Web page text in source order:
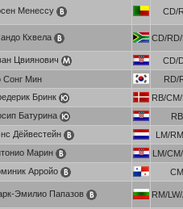
Менессу CD/
Кхвела CD/
Цвиянович
CD/
Сонг Мин
RD/
Бринк
RB/
Батурина
RB
Дёйвестейн
LM/
Марин
LM/
Арройо
Эмилио Папазов
RM/